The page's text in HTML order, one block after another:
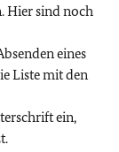
Hier sind noch
eines
Liste mit den
ein,